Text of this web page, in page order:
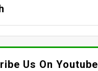
Us On Youtube